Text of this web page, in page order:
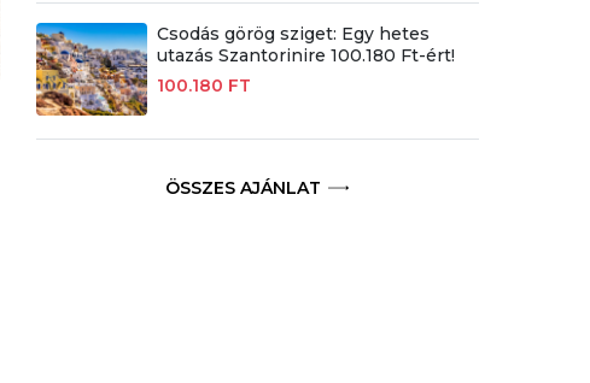
Csodás görög sziget: Egy hetes
utazás Szantorinire 100.180 Ft-ért!
100.180 FT
ÖSSZES AJÁNLAT